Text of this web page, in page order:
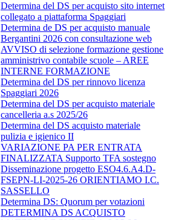
Determina del DS per acquisto sito internet
collegato a piattaforma Spaggiari
Determina de DS per acquisto manuale
Bergantini 2026 con consultazione web
AVVISO di selezione formazione gestione
amministrivo contabile scuole – AREE
INTERNE FORMAZIONE
Determina del DS per rinnovo licenza
Spaggiari 2026
Determina del DS per acquisto materiale
cancelleria a.s 2025/26
Determina del DS acquisto materiale
pulizia e igienico II
VARIAZIONE PA PER ENTRATA
FINALIZZATA Supporto TFA sostegno
Disseminazione progetto ESO4.6.A4.D-
FSEPN-LI-2025-26 ORIENTIAMO I.C.
SASSELLO
Determina DS: Quorum per votazioni
DETERMINA DS ACQUISTO